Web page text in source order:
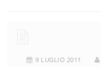
9 LUGLIO 2011